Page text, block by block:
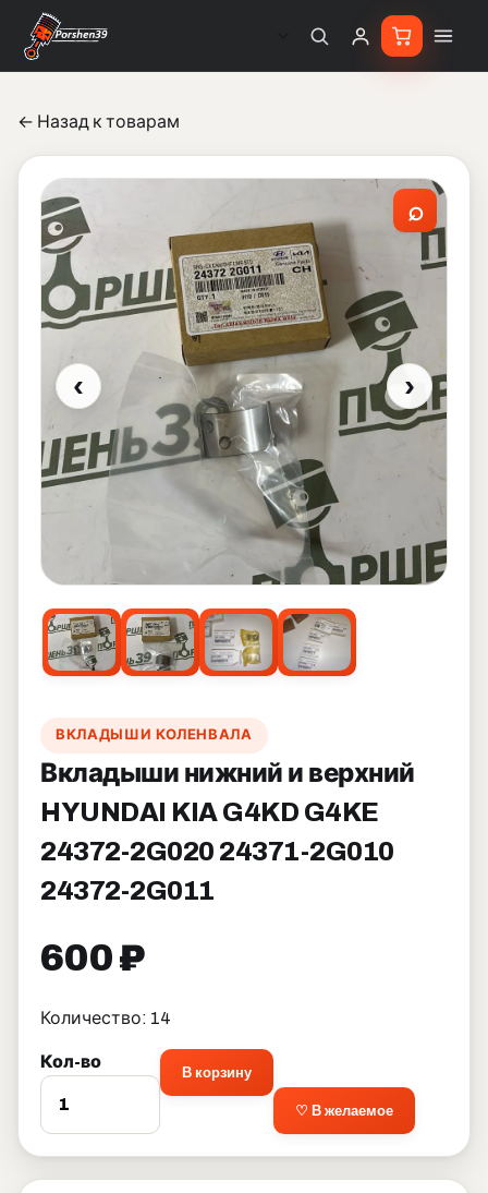
← Назад к товарам
‹
⌕
›
ВКЛАДЫШИ КОЛЕНВАЛА
Вкладыши нижний и верхний
HYUNDAI KIA G4KD G4KE
24372-2G020 24371-2G010
24372-2G011
600 ₽
Количество: 14
Кол-во
В корзину
♡ В желаемое